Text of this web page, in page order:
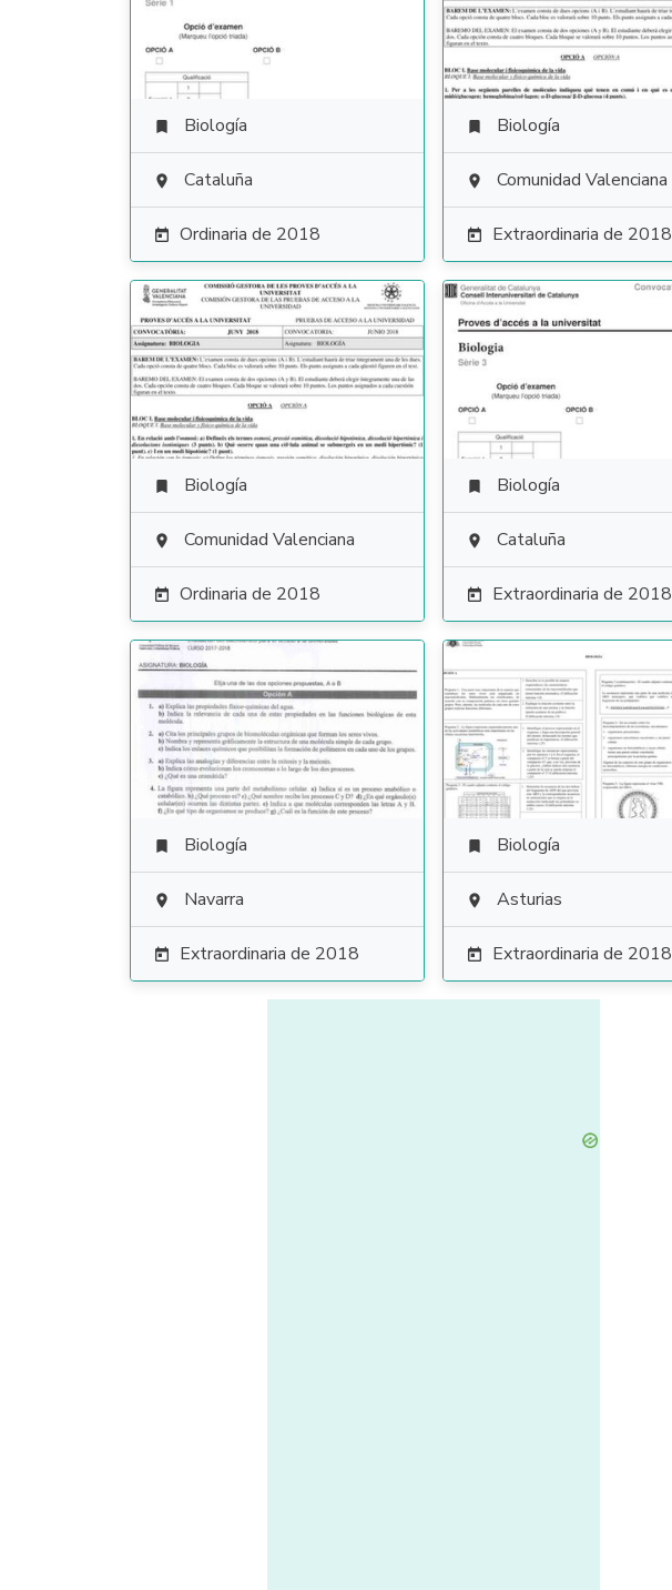
 Biología
 Cataluña
 Ordinaria de 2018
 Biología
 Comunidad Valenciana
 Extraordinaria de 2018
 Biología
 Comunidad Valenciana
 Ordinaria de 2018
 Biología
 Cataluña
 Extraordinaria de 2018
 Biología
 Navarra
 Extraordinaria de 2018
 Biología
 Asturias
 Extraordinaria de 2018